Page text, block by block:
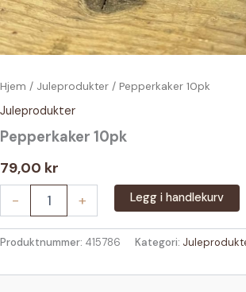
Hjem / Juleprodukter / Pepperkaker 10pk
Juleprodukter
Pepperkaker 10pk
79,00 kr
-
+ Legg i handlekurv
Produktnummer: 415786 Kategori: